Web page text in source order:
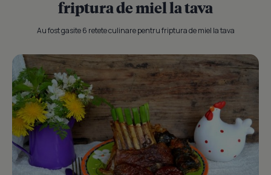
friptura de miel la tava
Au fost gasite 6 retete culinare pentru friptura de miel la tava